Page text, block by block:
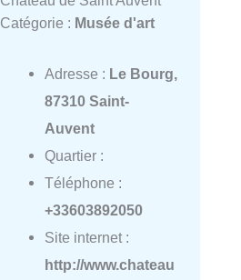
Catégorie : Musée d'art
Adresse : Le Bourg,
87310 Saint-
Auvent
Quartier :
Téléphone :
+33603892050
Site internet :
http://www.chateau